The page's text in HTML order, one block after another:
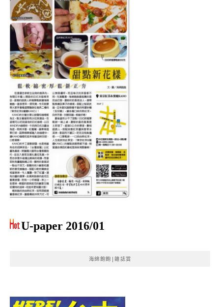
U-paper 2016/01
海綿飽飽|雜誌賞